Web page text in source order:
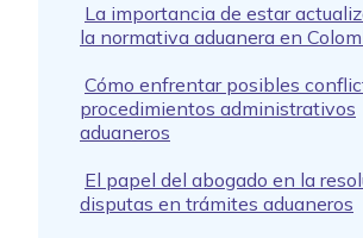
La importancia de estar
la normativa aduanera en
Cómo enfrentar posibles
procedimientos administrativos
aduaneros
El papel del abogado en la
disputas en trámites aduaneros